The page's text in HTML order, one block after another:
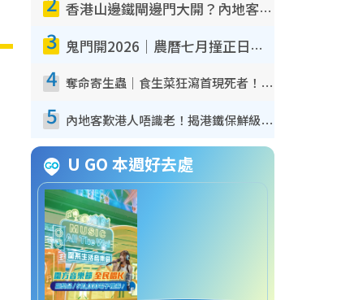
香港山邊鐵閘邊門大開？內地客困惑意義何在！網民神回覆：呢種叫法理性防禦
3 鬼門開2026｜農曆七月撞正日全食特別邪？專家警告切忌做一事！揭4大禁忌+2招保平安
4 奪命寄生蟲｜食生菜狂瀉首現死者！疫潮惡化錄1.8萬宗病例 揭洗菜3大謬誤
5 內地客歎港人唔識老！揭港鐵保鮮級冷氣 港人求放過：咪投訴
U GO 本週好去處